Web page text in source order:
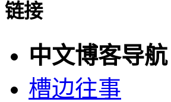
链接
中文博客导航
槽边往事